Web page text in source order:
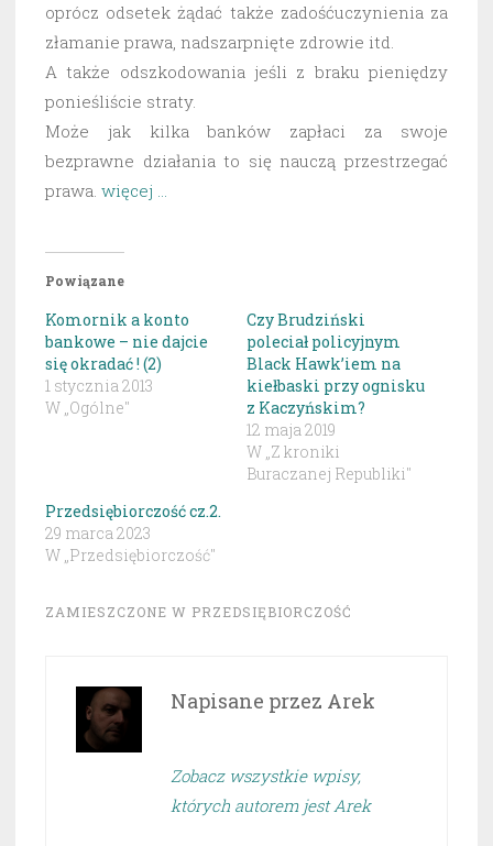
oprócz odsetek żądać także zadośćuczynienia za
złamanie prawa, nadszarpnięte zdrowie itd.
A także odszkodowania jeśli z braku pieniędzy
ponieśliście straty.
Może jak kilka banków zapłaci za swoje
bezprawne działania to się nauczą przestrzegać
prawa. więcej …
Powiązane
Komornik a konto
bankowe – nie dajcie
się okradać ! (2)
1 stycznia 2013
W „Ogólne"
Czy Brudziński
poleciał policyjnym
Black Hawk’iem na
kiełbaski przy ognisku
z Kaczyńskim?
12 maja 2019
W „Z kroniki
Buraczanej Republiki"
Przedsiębiorczość cz.2.
29 marca 2023
W „Przedsiębiorczość"
ZAMIESZCZONE W PRZEDSIĘBIORCZOŚĆ
Napisane przez Arek
Zobacz wszystkie wpisy,
których autorem jest Arek